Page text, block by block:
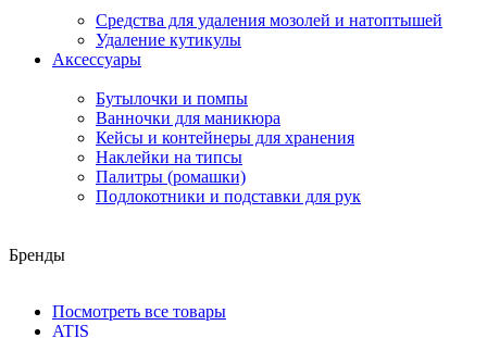
Средства для удаления мозолей и натоптышей
Удаление кутикулы
Аксессуары
Бутылочки и помпы
Ванночки для маникюра
Кейсы и контейнеры для хранения
Наклейки на типсы
Палитры (ромашки)
Подлокотники и подставки для рук
Бренды
Посмотреть все товары
ATIS